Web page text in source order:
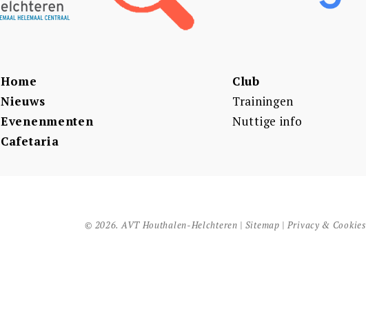
Home
Nieuws
Evenenmenten
Cafetaria
Club
Trainingen
Nuttige info
© 2026. AVT Houthalen-Helchteren | Sitemap | Privacy & Cookies